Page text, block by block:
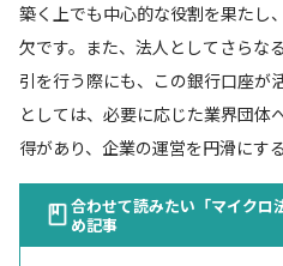
築く上でも中心的な役割を果たし
欠です。また、法人としてさらな
引を行う際にも、この銀行口座が
としては、必要に応じた業界団体
得があり、企業の運営を円滑にす
合わせて読みたい「マイクロ
め記事